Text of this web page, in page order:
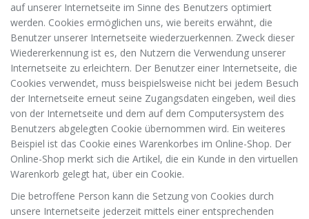
auf unserer Internetseite im Sinne des Benutzers optimiert
werden. Cookies ermöglichen uns, wie bereits erwähnt, die
Benutzer unserer Internetseite wiederzuerkennen. Zweck dieser
Wiedererkennung ist es, den Nutzern die Verwendung unserer
Internetseite zu erleichtern. Der Benutzer einer Internetseite, die
Cookies verwendet, muss beispielsweise nicht bei jedem Besuch
der Internetseite erneut seine Zugangsdaten eingeben, weil dies
von der Internetseite und dem auf dem Computersystem des
Benutzers abgelegten Cookie übernommen wird. Ein weiteres
Beispiel ist das Cookie eines Warenkorbes im Online-Shop. Der
Online-Shop merkt sich die Artikel, die ein Kunde in den virtuellen
Warenkorb gelegt hat, über ein Cookie.
Die betroffene Person kann die Setzung von Cookies durch
unsere Internetseite jederzeit mittels einer entsprechenden